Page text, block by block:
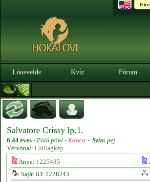
Lónevelde Kvíz Fórum
Salvatore Crissy lp.1.
6.44 éves - Póló póni - Kanca - Szín: pej
Vérvonal: Csillagkép
Anya: 1225485
Saját ID: 1228243